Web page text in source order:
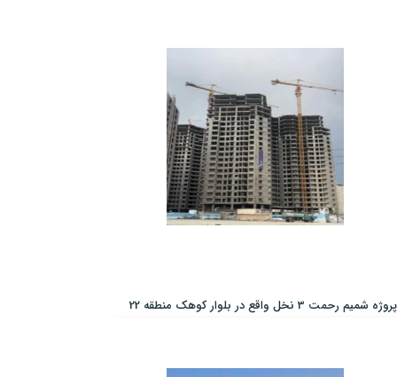
پروژه شمیم رحمت 3 نخل واقع در بلوار کوهک منطقه 22